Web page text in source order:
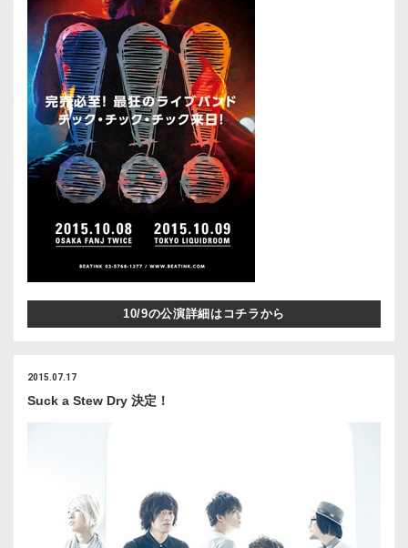
10/9の公演詳細はコチラから
2015.07.17
Suck a Stew Dry 決定！